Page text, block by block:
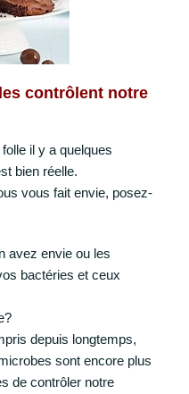
contrôlent notre
il y a quelques
bien réelle.
vous fait envie, posez-
avez envie ou les
bactéries et ceux
depuis longtemps,
sont encore plus
de contrôler notre